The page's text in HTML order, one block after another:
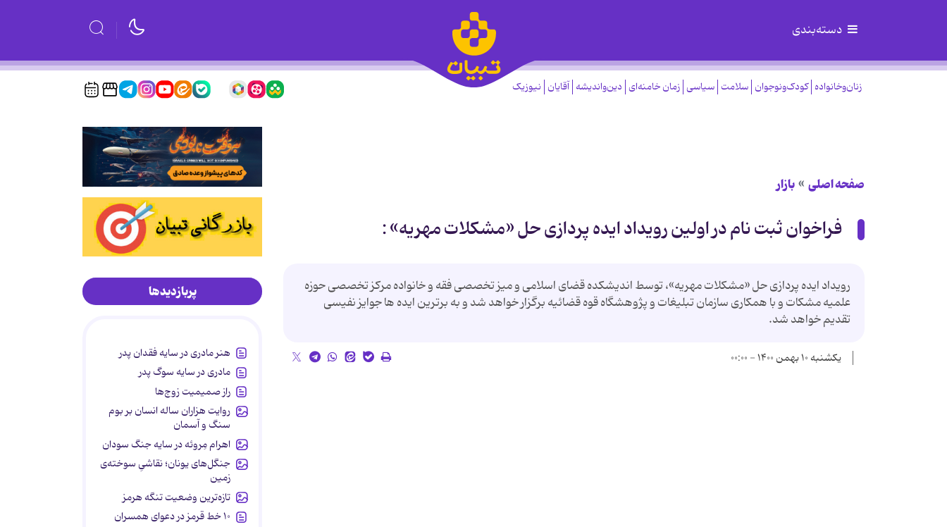
دسته‌بندی
زنان‌وخانواده کودک‌ونوجوان سلامت سیاسی زمان خامنه‌ای دین‌واندیشه آقایان نیوزیک
صفحه اصلی بازار
فراخوان ثبت نام در اولین رویداد ایده پردازی حل «مشکلات مهریه» :
رویداد ایده پردازی حل «مشکلات مهریه»، توسط اندیشکده قضای اسلامی و میز تخصصی فقه و خانواده مرکز تخصصی حوزه
علمیه مشکات و با همکاری سازمان تبلیغات و پژوهشگاه قوه قضائیه برگزار خواهد شد و به برترین ایده ها جوایز نفیسی
تقدیم خواهد شد.
یکشنبه ۱۰ بهمن ۱۴۰۰ - ۰۰:۰۰
پربازدیدها
هنر مادری در سایه‌ فقدان پدر
مادری در سایه سوگ پدر
راز صمیمیت زوج‌ها
روایت هزاران ساله انسان بر بوم
سنگ و آسمان
اهرام مِروئه در سایه جنگ سودان
جنگل‌های یونان؛ نقاشیِ سوخته‌ی
زمین
تازه‌ترین وضعیت تنگه هرمز
۱۰ خط قرمز در دعوای همسران